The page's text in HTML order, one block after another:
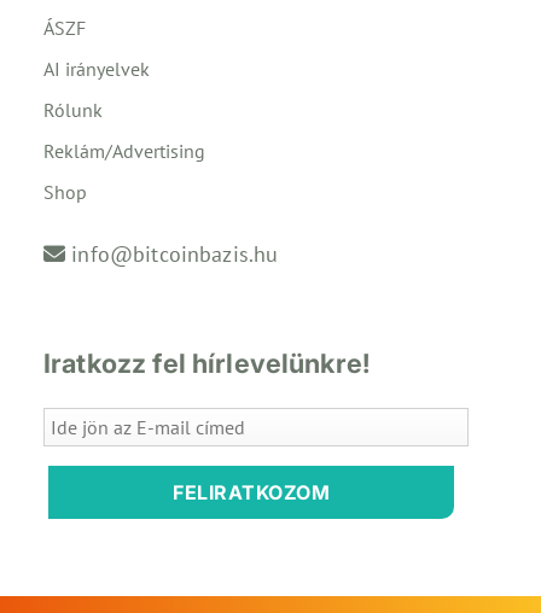
ÁSZF
AI irányelvek
Rólunk
Reklám/Advertising
Shop
info@bitcoinbazis.hu
Iratkozz fel hírlevelünkre!
FELIRATKOZOM